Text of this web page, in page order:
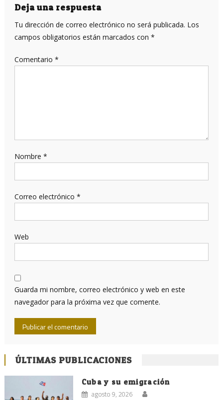
entradas
Deja una respuesta
Tu dirección de correo electrónico no será publicada. Los
campos obligatorios están marcados con *
Comentario *
Nombre *
Correo electrónico *
Web
Guarda mi nombre, correo electrónico y web en este
navegador para la próxima vez que comente.
ÚLTIMAS PUBLICACIONES
Cuba y su emigración
agosto 9, 2026